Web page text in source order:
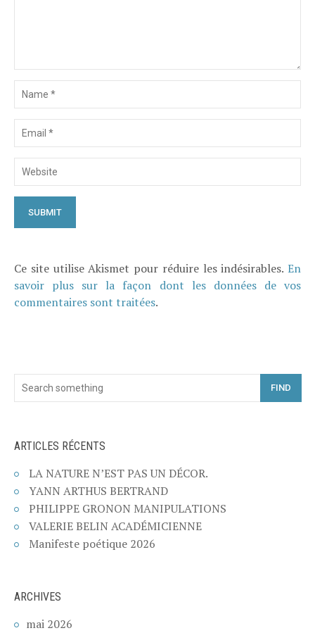
Ce site utilise Akismet pour réduire les indésirables. En
savoir plus sur la façon dont les données de vos
commentaires sont traitées.
FIND
ARTICLES RÉCENTS
LA NATURE N’EST PAS UN DÉCOR.
YANN ARTHUS BERTRAND
PHILIPPE GRONON MANIPULATIONS
VALERIE BELIN ACADÉMICIENNE
Manifeste poétique 2026
ARCHIVES
mai 2026